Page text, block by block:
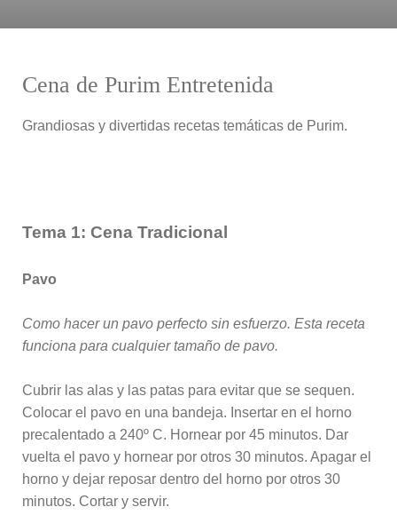
Cena de Purim Entretenida
Grandiosas y divertidas recetas temáticas de Purim.
Tema 1: Cena Tradicional
Pavo
Como hacer un pavo perfecto sin esfuerzo. Esta receta
funciona para cualquier tamaño de pavo.
Cubrir las alas y las patas para evitar que se sequen.
Colocar el pavo en una bandeja. Insertar en el horno
precalentado a 240º C. Hornear por 45 minutos. Dar
vuelta el pavo y hornear por otros 30 minutos. Apagar el
horno y dejar reposar dentro del horno por otros 30
minutos. Cortar y servir.